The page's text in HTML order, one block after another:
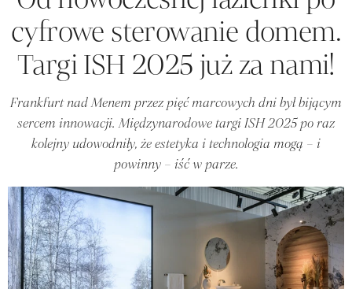
cyfrowe sterowanie domem.
Targi ISH 2025 już za nami!
Frankfurt nad Menem przez pięć marcowych dni był bijącym
sercem innowacji. Międzynarodowe targi ISH 2025 po raz
kolejny udowodniły, że estetyka i technologia mogą – i
powinny – iść w parze.